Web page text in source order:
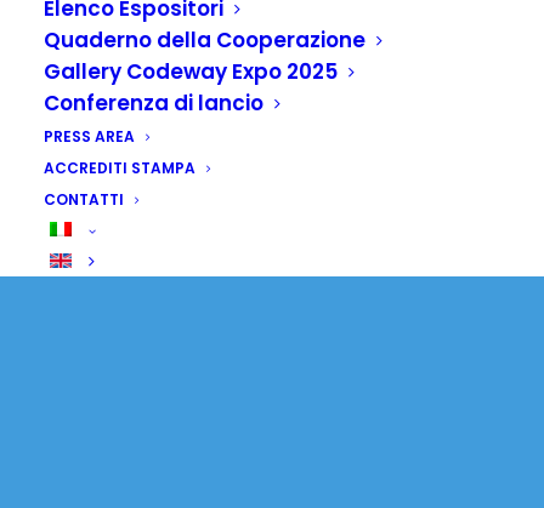
Elenco Espositori
Quaderno della Cooperazione
Gallery Codeway Expo 2025
Conferenza di lancio
PRESS AREA
ACCREDITI STAMPA
CONTATTI